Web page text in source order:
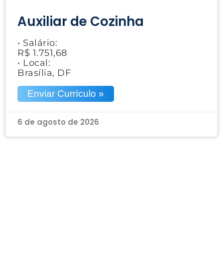
Auxiliar de Cozinha
• Salário:
R$ 1.751,68
• Local:
Brasília, DF
Enviar Currículo »
6 de agosto de 2026